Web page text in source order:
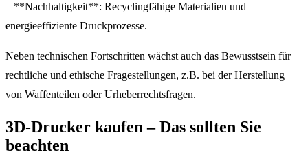
– **Nachhaltigkeit**: Recyclingfähige Materialien und
energieeffiziente Druckprozesse.
Neben technischen Fortschritten wächst auch das Bewusstsein für
rechtliche und ethische Fragestellungen, z.B. bei der Herstellung
von Waffenteilen oder Urheberrechtsfragen.
3D-Drucker kaufen – Das sollten Sie
beachten